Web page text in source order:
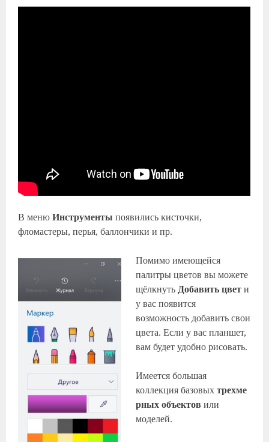
В менюИнструментыпоявились кисточки,
фломастеры, перья, баллончики и пр.
Помимо имеющейся
палитры цветов вы можете
щёлкнуть Добавить цвети
у вас появится
возможность добавить свои
цвета. Если у вас планшет,
вам будет удобно рисовать.
Имеется большая
коллекция базовыхтрехме
рных объектов или
моделей.